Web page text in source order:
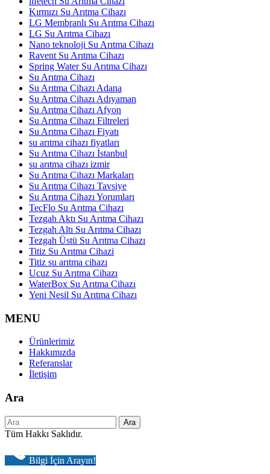
Kırmızı Su Arıtma Cihazı
LG Membranlı Su Arıtma Cihazı
LG Su Arıtma Cihazı
Nano teknoloji Su Arıtma Cihazı
Ravent Su Arıtma Cihazı
Spring Water Su Arıtma Cihazı
Su Arıtma Cihazı
Su Arıtma Cihazı Adana
Su Arıtma Cihazı Adıyaman
Su Arıtma Cihazı Afyon
Su Arıtma Cihazı Filtreleri
Su Arıtma Cihazı Fiyatı
su arıtma cihazı fiyatları
Su Arıtma Cihazı İstanbul
su arıtma cihazı izmir
Su Arıtma Cihazı Markaları
Su Arıtma Cihazı Tavsiye
Su Arıtma Cihazı Yorumları
TecFlo Su Arıtma Cihazı
Tezgah Aktı Su Arıtma Cihazı
Tezgah Altı Su Arıtma Cihazı
Tezgah Üstü Su Arıtma Cihazı
Titiz Su Arıtma Cihazi
Titiz su arıtma cihazı
Ucuz Su Arıtma Cihazı
WaterBox Su Arıtma Cihazı
Yeni Nesil Su Arıtma Cihazı
MENU
Ürünlerimiz
Hakkımızda
Referanslar
İletişim
Ara
Tüm Hakkı Saklıdır.
Bilgi İçin Arayın!